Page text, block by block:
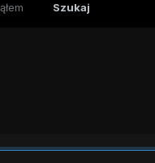
Szukaj